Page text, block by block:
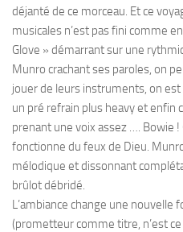
déjanté de ce morceau. Et ce
musicales n’est pas fini comme
Glove » démarrant sur une
Munro crachant ses paroles, on
jouer de leurs instruments, on
un pré refrain plus heavy et enfin
prenant une voix assez …. Bowie
fonctionne du feux de Dieu.
mélodique et dissonnant
brûlot débridé.
L’ambiance change une nouvelle
(prometteur comme titre, n’est